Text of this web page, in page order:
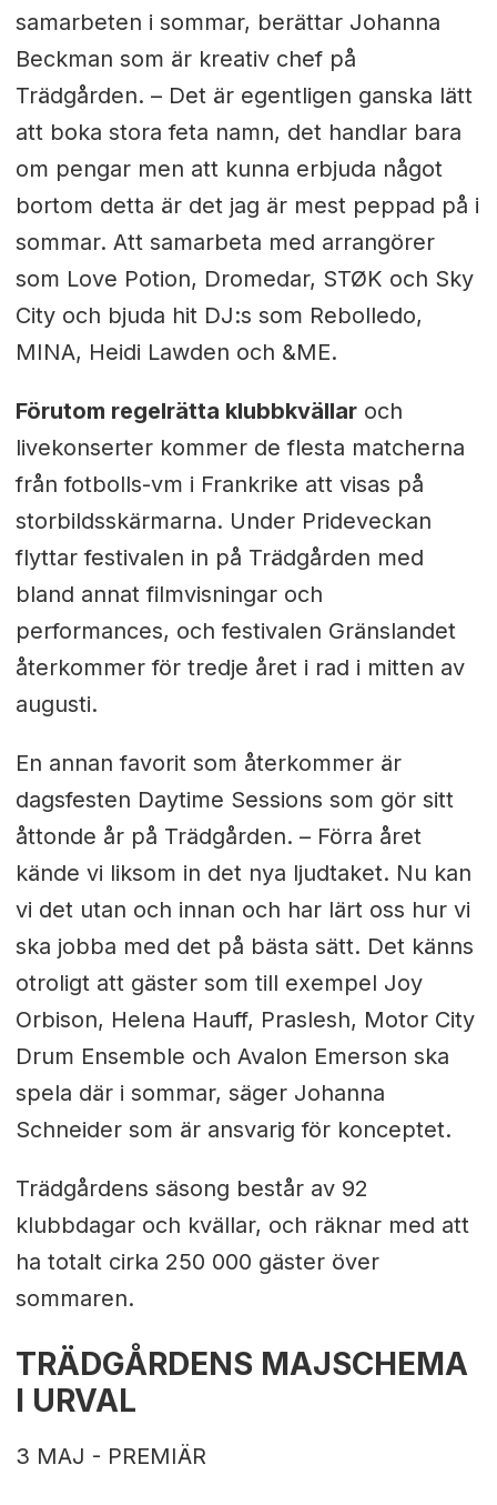
samarbeten i sommar, berättar Johanna
Beckman som är kreativ chef på
Trädgården. – Det är egentligen ganska lätt
att boka stora feta namn, det handlar bara
om pengar men att kunna erbjuda något
bortom detta är det jag är mest peppad på i
sommar. Att samarbeta med arrangörer
som Love Potion, Dromedar, STØK och Sky
City och bjuda hit DJ:s som Rebolledo,
MINA, Heidi Lawden och &ME.
Förutom regelrätta klubbkvällaroch
livekonserter kommer de flesta matcherna
från fotbolls-vm i Frankrike att visas på
storbildsskärmarna. Under Prideveckan
flyttar festivalen in på Trädgården med
bland annat filmvisningar och
performances, och festivalen Gränslandet
återkommer för tredje året i rad i mitten av
augusti.
En annan favorit som återkommer är
dagsfesten Daytime Sessions som gör sitt
åttonde år på Trädgården. – Förra året
kände vi liksom in det nya ljudtaket. Nu kan
vi det utan och innan och har lärt oss hur vi
ska jobba med det på bästa sätt. Det känns
otroligt att gäster som till exempel Joy
Orbison, Helena Hauff, Praslesh, Motor City
Drum Ensemble och Avalon Emerson ska
spela där i sommar, säger Johanna
Schneider som är ansvarig för konceptet.
Trädgårdens säsong består av 92
klubbdagar och kvällar, och räknar med att
ha totalt cirka 250 000 gäster över
sommaren.
TRÄDGÅRDENS MAJSCHEMA
I URVAL
3 MAJ - PREMIÄR